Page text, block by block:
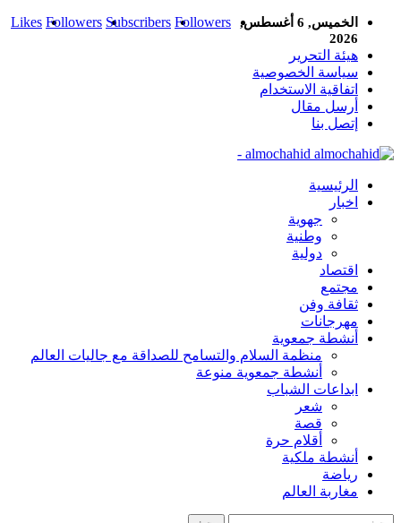
Likes Followers Subscribers Followers
الخميس, 6 أغسطس,
2026
هيئة التحرير
سياسة الخصوصية
اتفاقية الاستخدام
أرسل مقال
إتصل بنا
almochahid -
الرئيسية
اخبار
جهوية
وطنية
دولية
اقتصاد
مجتمع
ثقافة وفن
مهرجانات
أنشطة جمعوية
منظمة السلام والتسامح للصداقة مع جاليات العالم
أنشطة جمعوية منوعة
ابداعات الشباب
شعر
قصة
أقلام حرة
أنشطة ملكية
رياضة
مغاربة العالم